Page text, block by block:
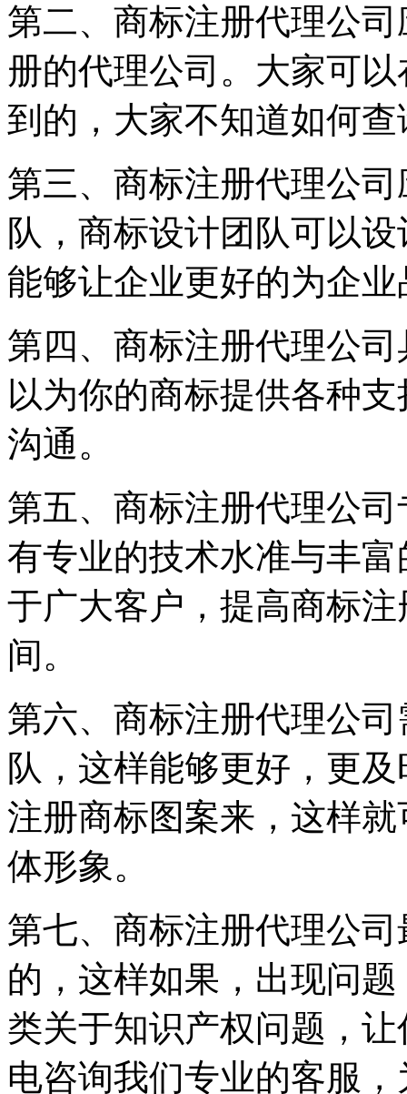
第二、商标注册代理公
册的代理公司。大家可
到的，大家不知道如何
第三、商标注册代理公
队，商标设计团队可以
能够让企业更好的为企
第四、商标注册代理公
以为你的商标提供各种
沟通。
第五、商标注册代理公
有专业的技术水准与丰
于广大客户，提高商标
间。
第六、商标注册代理公
队，这样能够更好，更
注册商标图案来，这样
体形象。
第七、商标注册代理公
的，这样如果，出现问
类关于知识产权问题，
电咨询我们专业的客服